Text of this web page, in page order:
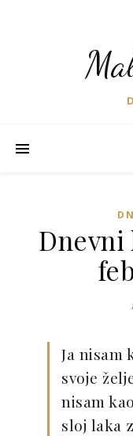
Dnevni
Ja nisam
svoje
nisam
sloj laka